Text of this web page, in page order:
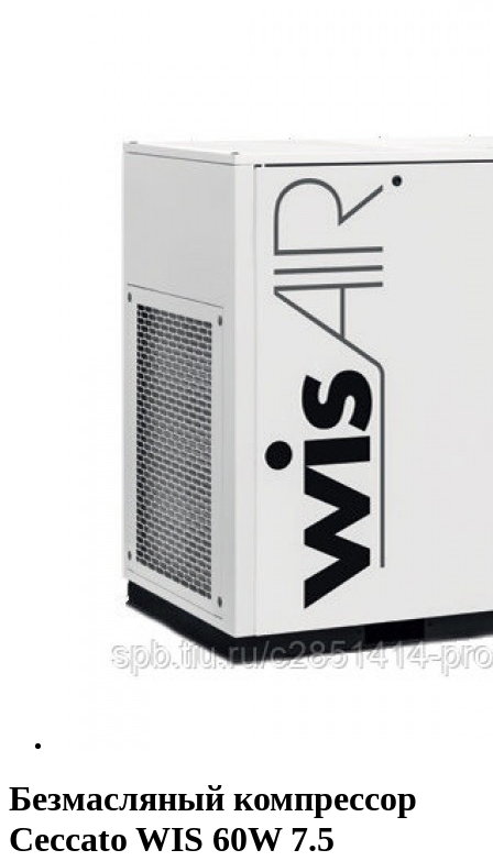
Безмасляный компрессор
Ceccato WIS 60W 7.5